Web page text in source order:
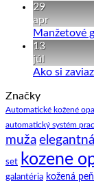
29
apr
Manžetové
13
júl
Ako si
Značky
Automatické kožené
automatický systém
muža
set kozene
galantéria kožená